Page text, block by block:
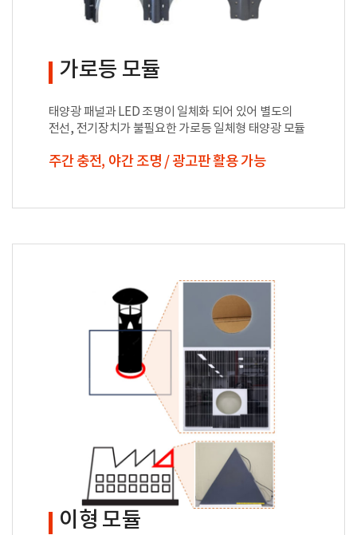
가로등 모듈
태양광 패널과 LED 조명이 일체화 되어 있어 별도의
전선, 전기장치가 불필요한 가로등 일체형 태양광 모듈
주간 충전, 야간 조명 / 광고판 활용 가능
이형 모듈